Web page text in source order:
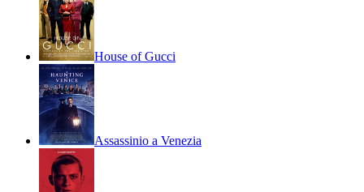
House of Gucci
Assassinio a Venezia